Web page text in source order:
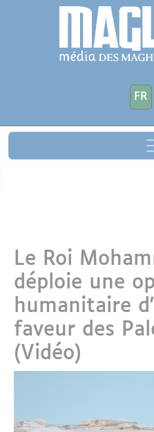
Aller au contenu principal
FR
Le Roi
déploie une
humanitaire
faveur des
(Vidéo)
Panneau de gestion des cookies